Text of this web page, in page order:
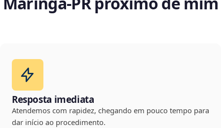
Resposta imediata
Atendemos com rapidez, chegando em pouco tempo para
dar início ao procedimento.